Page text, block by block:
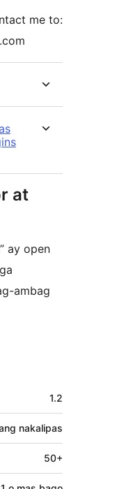
me to:
at
ay open
ambag
1.2
nakalipas
50+